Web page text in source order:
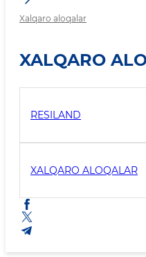
Xalqaro aloqalar
XALQARO
RESILAND
XALQARO ALOQALAR